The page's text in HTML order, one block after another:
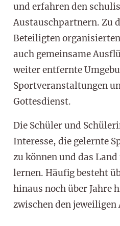
und erfahren den
Austauschpartnern. Zu
Beteiligten
auch gemeinsame
weiter entfernte
Sportveranstaltungen
Gottesdienst.
Die Schüler und
Interesse, die gelernte
zu können und das
lernen. Häufig besteht
hinaus noch über Jahre
zwischen den